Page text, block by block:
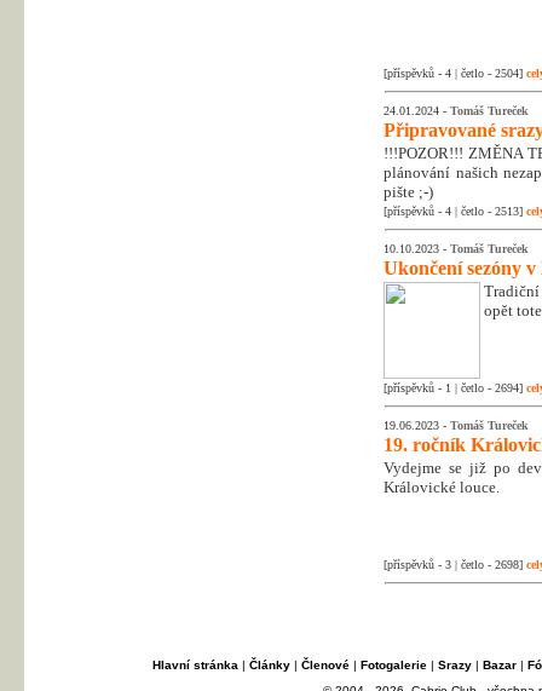
[příspěvků - 4 | četlo - 2504]
24.01.2024 - Tomáš Tureček
Připravované
!!!POZOR!!! ZMĚNA
plánování našich
pište ;-)
[příspěvků - 4 | četlo - 2513]
10.10.2023 - Tomáš Tureček
Ukončení sezóny v
opět
[příspěvků - 1 | četlo - 2694]
19.06.2023 - Tomáš Tureček
19. ročník
Vydejme se již po
Královické louce.
[příspěvků - 3 | četlo - 2698]
Hlavní stránka | Články| Členové| Fotogalerie| Srazy| Bazar|